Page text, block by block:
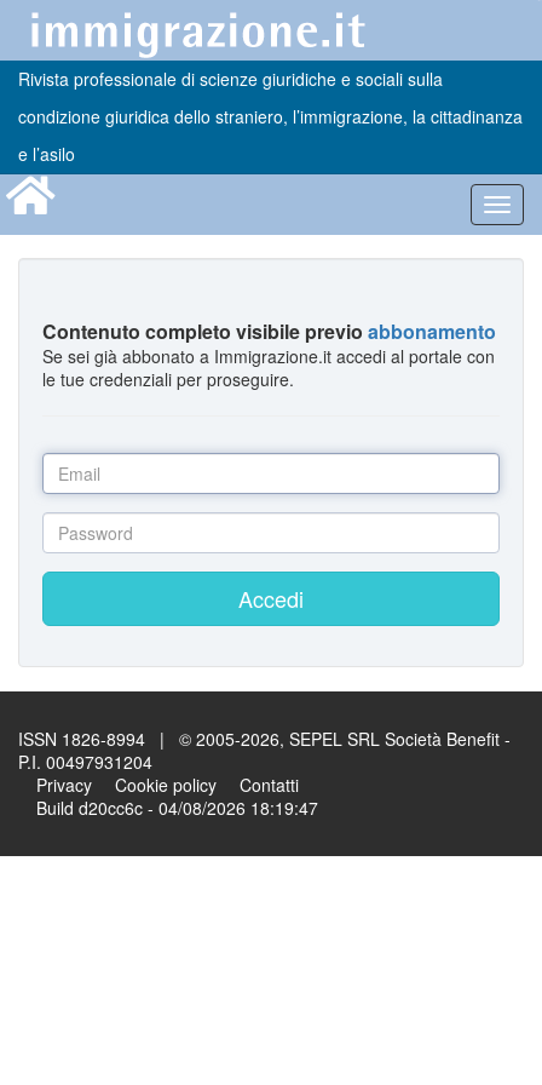
Rivista professionale di scienze giuridiche e sociali sulla
condizione giuridica dello straniero, l’immigrazione, la cittadinanza
e l’asilo
Contenuto completo visibile previo abbonamento
Se sei già abbonato a Immigrazione.it accedi al portale con
le tue credenziali per proseguire.
Accedi
ISSN 1826-8994 | © 2005-2026, SEPEL SRL Società Benefit -
P.I. 00497931204
Privacy
Cookie policy
Contatti
Build d20cc6c - 04/08/2026 18:19:47